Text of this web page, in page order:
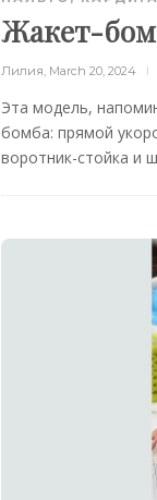
Жакет-
Лилия March 20, 2024
Эта модель,
бомба: прямой
воротник-стойка и